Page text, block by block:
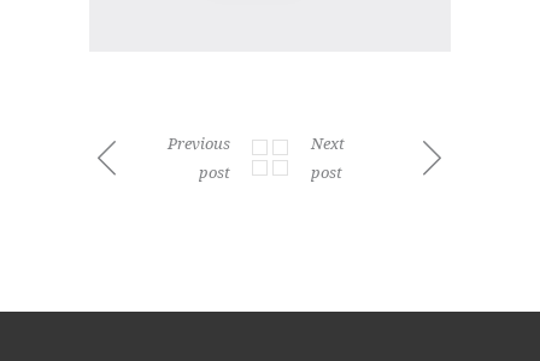
Previous
post
Next
post